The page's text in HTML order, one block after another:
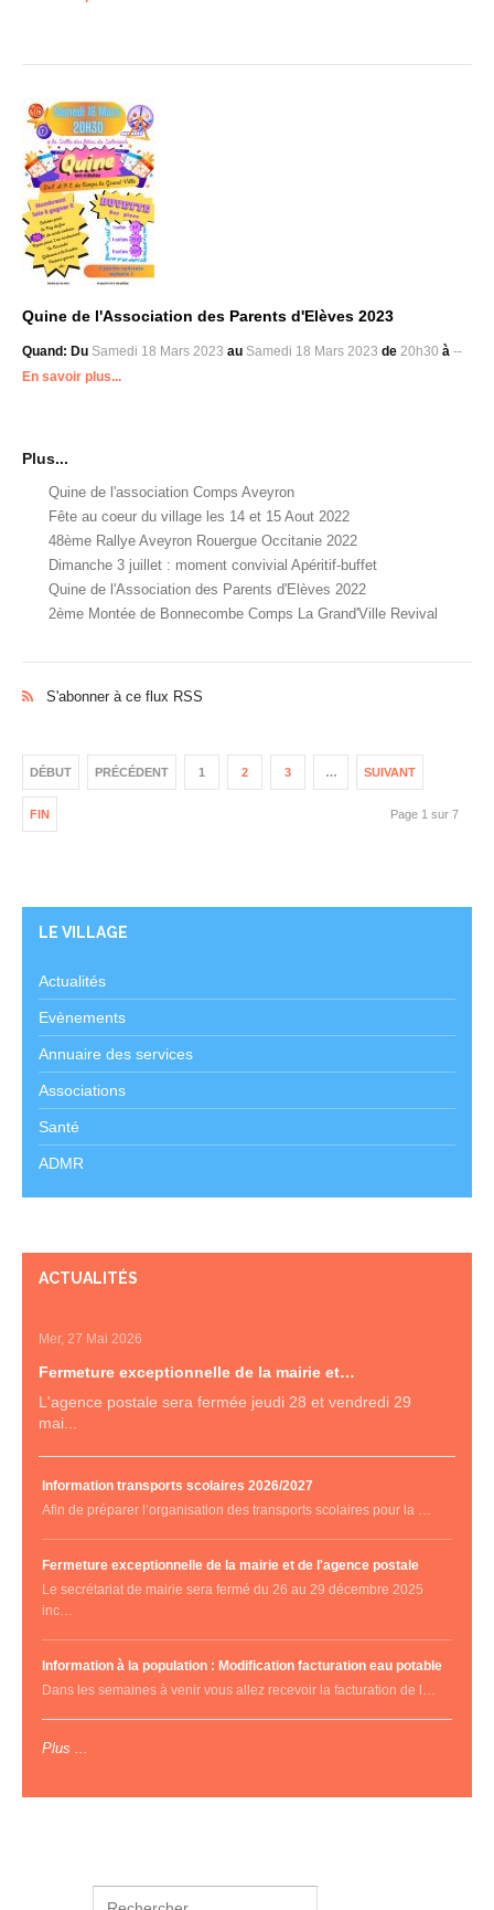
Quine de l'Association des Parents d'Elèves 2023
Quand: Du Samedi 18 Mars 2023 au Samedi 18 Mars 2023 de 20h30 à --
En savoir plus...
Plus...
Quine de l'association Comps Aveyron
Fête au coeur du village les 14 et 15 Aout 2022
48ème Rallye Aveyron Rouergue Occitanie 2022
Dimanche 3 juillet : moment convivial Apéritif-buffet
Quine de l'Association des Parents d'Elèves 2022
2ème Montée de Bonnecombe Comps La Grand'Ville Revival
S'abonner à ce flux RSS
DÉBUT PRÉCÉDENT 1 2 3 … SUIVANT
FIN Page 1 sur 7
LE VILLAGE
Actualités
Evènements
Annuaire des services
Associations
Santé
ADMR
ACTUALITÉS
Mer, 27 Mai 2026
Fermeture exceptionnelle de la mairie et…
L'agence postale sera fermée jeudi 28 et vendredi 29
mai...
Information transports scolaires 2026/2027
Afin de préparer l’organisation des transports scolaires pour la …
Fermeture exceptionnelle de la mairie et de l'agence postale
Le secrétariat de mairie sera fermé du 26 au 29 décembre 2025
inc…
Information à la population : Modification facturation eau potable
Dans les semaines à venir vous allez recevoir la facturation de l…
Plus ...